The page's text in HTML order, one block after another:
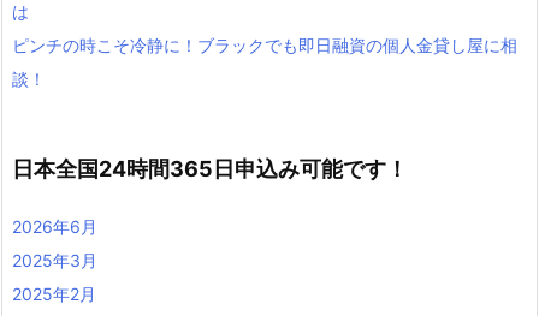
は
ピンチの時こそ冷静に！ブラックでも即日融資の個人金貸し屋に相
談！
日本全国24時間365日申込み可能です！
2026年6月
2025年3月
2025年2月